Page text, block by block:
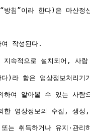
방침”이라 한다)은 마산
작성된다.
지속적으로 설치되어, 사
다)라 함은 영상정보처리
하여 알아볼 수 있는 사
의한 영상정보의 수집,
는 취득하거나 유지·관